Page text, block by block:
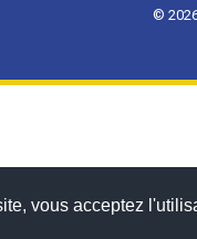
vous acceptez
©